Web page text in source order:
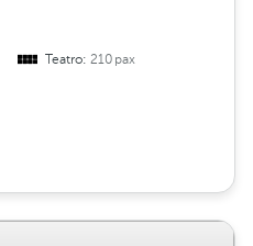
Teatro:210pax